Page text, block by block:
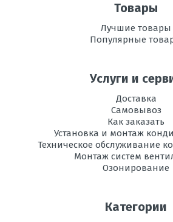
Товары
Лучшие товары
Популярные
Услуги и
Доставка
Самовывоз
Как заказать
Установка и монтаж
Техническое обслуживание
Монтаж систем
Озонирование
Категории